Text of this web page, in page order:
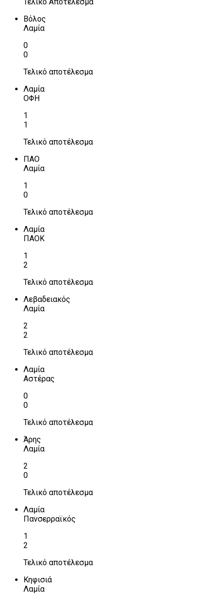
Βόλος
Λαμία
0
0
Τελικό αποτέλεσμα
Λαμία
ΟΦΗ
1
1
Τελικό αποτέλεσμα
ΠΑΟ
Λαμία
1
0
Τελικό αποτέλεσμα
Λαμία
ΠΑΟΚ
1
2
Τελικό αποτέλεσμα
Λεβαδειακός
Λαμία
2
2
Τελικό αποτέλεσμα
Λαμία
Αστέρας
0
0
Τελικό αποτέλεσμα
Άρης
Λαμία
2
0
Τελικό αποτέλεσμα
Λαμία
Πανσερραϊκός
1
2
Τελικό αποτέλεσμα
Κηφισιά
Λαμία